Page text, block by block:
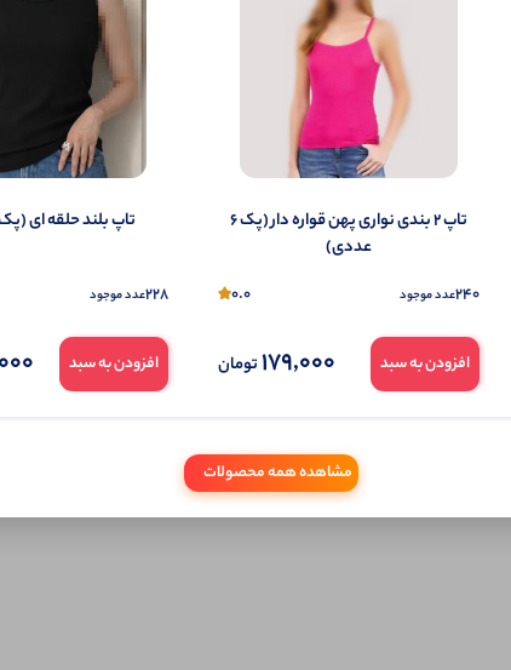
تمایل می‌توانید به صورت ناشناس نیز دیدگاه خود را ثبت کنید.
تاپ ۲ بندی نواری پهن قواره دار (پک 6
عددی)
240عدد موجود 0.0
افزودن به سبد 179,000تومان
تاپ بلند حلقه ای (پک 6
228عدد موجود
افزودن به سبد
مشاهده همه محصولات